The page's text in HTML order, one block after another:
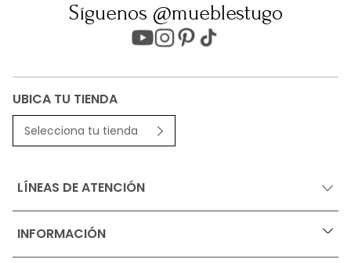
Síguenos @mueblestugo
UBICA TU TIENDA
Selecciona tu tienda
LÍNEAS DE ATENCIÓN
INFORMACIÓN +